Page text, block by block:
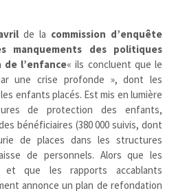
de la commission d’enquête
manquements des politiques
l’enfance« ils concluent que le
une crise profonde », dont les
enfants placés. Est mis en lumière
de protection des enfants,
bénéficiaires (380 000 suivis, dont
de places dans les structures
de personnels. Alors que les
et que les rapports accablants
annonce un plan de refondation